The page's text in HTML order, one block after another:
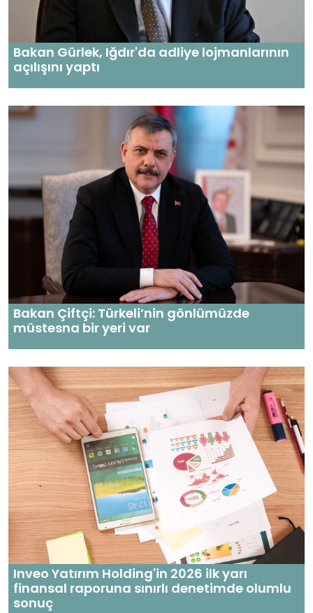
Bakan Gürlek, Iğdır'da adliye lojmanlarının
açılışını yaptı
Bakan Çiftçi: Türkeli’nin gönlümüzde
müstesna bir yeri var
Inveo Yatırım Holding'in 2026 ilk yarı
finansal raporuna sınırlı denetimde olumlu
sonuç